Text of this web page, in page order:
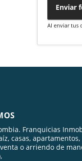
Enviar
Al enviar tus
Franquicias
casas,
o arriendo de